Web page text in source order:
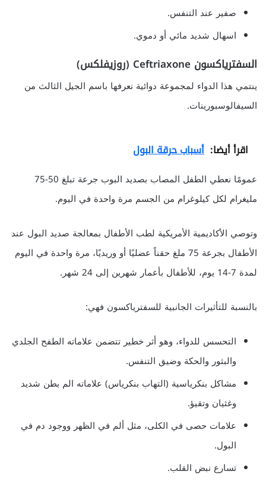
صفير عند التنفس.
اسهال شديد مائي أو دموي.
السفترياكسون Ceftriaxone (روزيفلكس)
ينتمي هذا الدواء لمجموعة دوائية نعرفها باسم الجيل الثالث من
السيفالوسبورينات.
اقرأ أيضا: أسباب حرقة البول
عمومًا نعطي الطفل المصاب بصديد البوب جرعة تبلغ 50-75
مليغرام لكل كيلوغرام من الجسم مرة واحدة في اليوم.
وتوصي الأكاديمية الأمريكية لطب الأطفال بمعالجة صديد البول عند
الأطفال بجرعة 75 ملغ حقناً عضليًا أو وريديًا، مرة واحدة في اليوم
لمدة 7-14 يوم، للأطفال بأعمار شهرين إلى 24 شهر.
بالنسبة للتأثيرات الجانبية للسفترياكسون فهي:
التحسس للدواء، وهو أثر خطير تتضمن علاماته الطفح الجلدي
والبثور والحكة وضيق التنفس.
مشاكل بنكرياسية (التهاب بنكرياس) علاماته الم بطن شديد
وغثيان وتقيؤ.
علامات حصى في الكلى، مثل ألم في الظهر ووجود دم في
البول.
تسارع نبض القلب.